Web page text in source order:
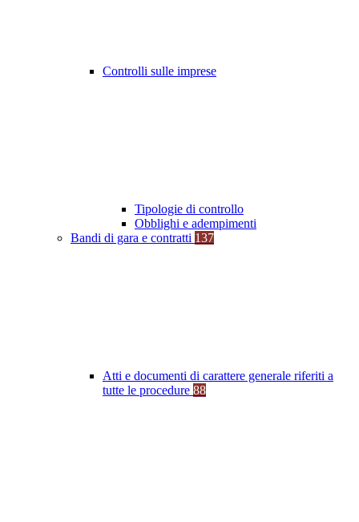
Controlli sulle imprese
Tipologie di controllo
Obblighi e adempimenti
Bandi di gara e contratti 137
Atti e documenti di carattere generale riferiti a
tutte le procedure 88